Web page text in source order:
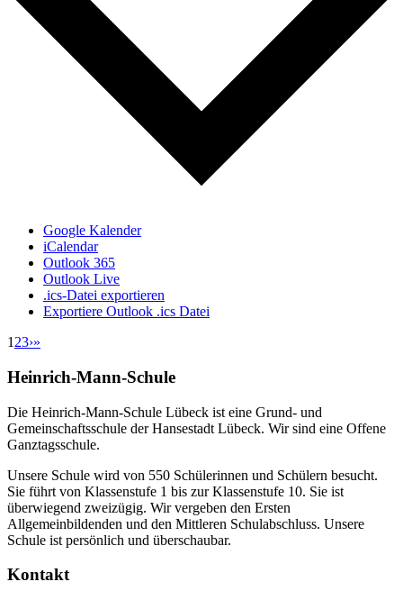
Google Kalender
iCalendar
Outlook 365
Outlook Live
.ics-Datei exportieren
Exportiere Outlook .ics Datei
1 23›»
Heinrich-Mann-Schule
Die Heinrich-Mann-Schule Lübeck ist eine Grund- und
Gemeinschaftsschule der Hansestadt Lübeck. Wir sind eine Offene
Ganztagsschule.
Unsere Schule wird von 550 Schülerinnen und Schülern besucht.
Sie führt von Klassenstufe 1 bis zur Klassenstufe 10. Sie ist
überwiegend zweizügig. Wir vergeben den Ersten
Allgemeinbildenden und den Mittleren Schulabschluss. Unsere
Schule ist persönlich und überschaubar.
Kontakt